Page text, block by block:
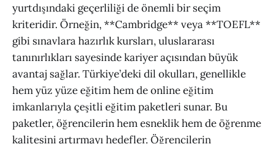
yurtdışındaki geçerliliği de önemli bir seçim
kriteridir. Örneğin, **Cambridge** veya **TOEFL**
gibi sınavlara hazırlık kursları, uluslararası
tanınırlıkları sayesinde kariyer açısından büyük
avantaj sağlar. Türkiye’deki dil okulları, genellikle
hem yüz yüze eğitim hem de online eğitim
imkanlarıyla çeşitli eğitim paketleri sunar. Bu
paketler, öğrencilerin hem esneklik hem de öğrenme
kalitesini artırmayı hedefler. Öğrencilerin